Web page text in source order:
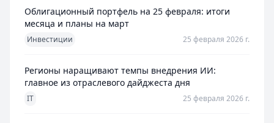
Облигационный портфель на 25 февраля: итоги
месяца и планы на март
Инвестиции 25 февраля 2026 г.
Регионы наращивают темпы внедрения ИИ:
главное из отраслевого дайджеста дня
IT 25 февраля 2026 г.